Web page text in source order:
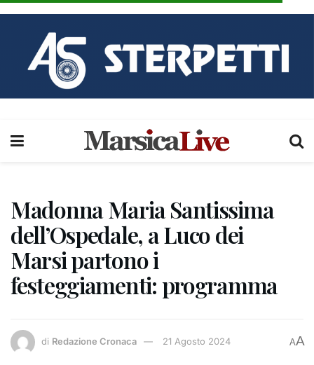
Madonna Maria Santissima
dell’Ospedale, a Luco dei
Marsi partono i
festeggiamenti: programma
di Redazione Cronaca 21 Agosto 2024 AA